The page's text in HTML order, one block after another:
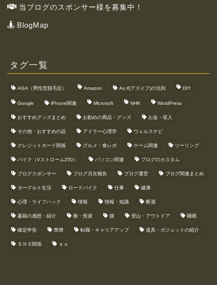
当ブログのスポンサー様を募集中！
BlogMap
タグ一覧
AGA（男性型脱毛症） Amazon As if(アズイフ)の法則 DIY
Google iPhone関連 Microsoft NHK WordPress
おすすめグッズまとめ お勧めの商品・グッズ お金・収入
その他・おすすめの品 アドラー心理学 ウェルスナビ
クレジットカード関係 グルメ・食レポ ゲーム関連 ツーリング
バイク（Vストローム250） パソコン関連 ブログのカスタム
ブログスポンサー ブログ月次報告 ブログ運営 ブログ関連まとめ
ヨーグルト生活 ロードバイク 仕事 健康
心理・ライフハック 情報 情報・知識 断酒
書籍の感想・紹介 株・投資 猫 登山・アウトドア 睡眠
確定申告 禁煙 転職・キャリアアップ 道具・ガジェットの紹介
ＳＮＳ関係 ａｕ